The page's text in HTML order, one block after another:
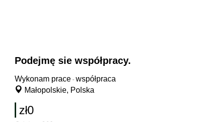
Podejmę sie współpracy.
Wykonam prace - współpraca
Małopolskie, Polska
zł0